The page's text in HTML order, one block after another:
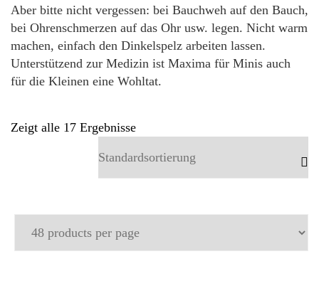
Aber bitte nicht vergessen: bei Bauchweh auf den Bauch,
bei Ohrenschmerzen auf das Ohr usw. legen. Nicht warm
machen, einfach den Dinkelspelz arbeiten lassen.
Unterstützend zur Medizin ist Maxima für Minis auch
für die Kleinen eine Wohltat.
Zeigt alle 17 Ergebnisse